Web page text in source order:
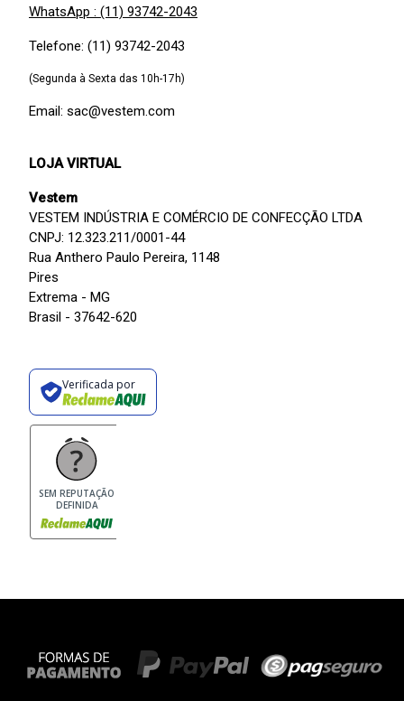
WhatsApp : (11) 93742-2043
Telefone: (11) 93742-2043
(Segunda à Sexta das 10h-17h)
Email: sac@vestem.com
LOJA VIRTUAL
Vestem
VESTEM INDÚSTRIA E COMÉRCIO DE CONFECÇÃO LTDA
CNPJ: 12.323.211/0001-44
Rua Anthero Paulo Pereira, 1148
Pires
Extrema - MG
Brasil - 37642-620
Verificada por
SEM REPUTAÇÃO
DEFINIDA